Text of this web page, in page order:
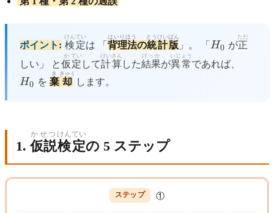
ポイント: 検定
けんてい
は 「 背理法
はいりほう
の統計
とうけい
版
ばん
」。 「 H_0
H0 が正
ただ
しい」 と仮
か
定
てい
して計
けい
算
さん
した結果
けっか
が異常
いじょう
であれば、
H0 を 棄
き
却
きゃく
します。
1.仮説
かせつ
検定
けんてい
の 5 ステップ
①